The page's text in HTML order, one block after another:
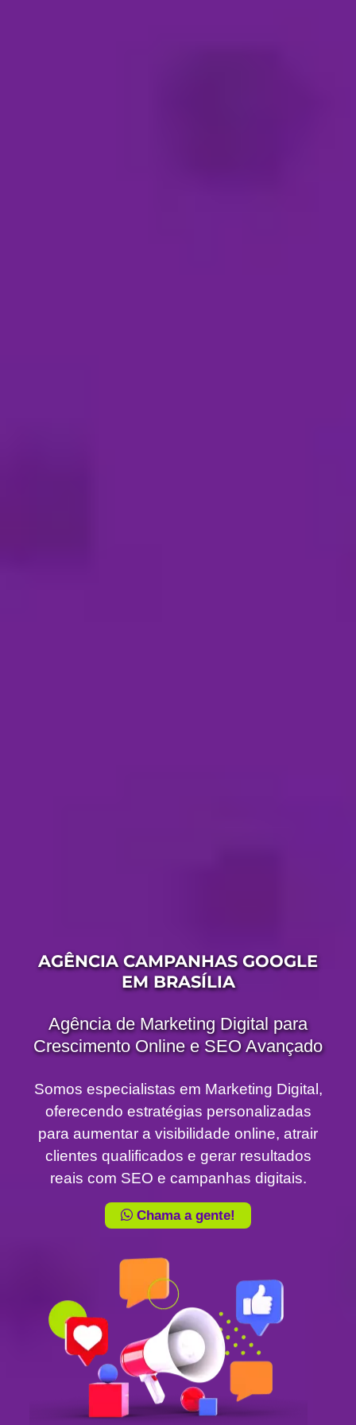
AGÊNCIA CAMPANHAS GOOGLE
EM BRASÍLIA
Agência de Marketing Digital para
Crescimento Online e SEO Avançado
Somos especialistas em Marketing Digital,
oferecendo estratégias personalizadas
para aumentar a visibilidade online, atrair
clientes qualificados e gerar resultados
reais com SEO e campanhas digitais.
Chama a gente!